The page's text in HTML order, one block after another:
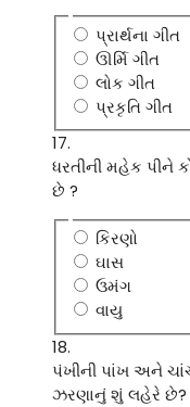
પ્રાર્થના ગીત
ઊર્મિ ગીત
લોક ગીત
પ્રકૃતિ ગીત
17.
ધરતીની મહેક પીને
છે ?
કિરણો
ઘાસ
ઉમંગ
વાયુ
18.
પંખીની પાંખ અને
ઝરણાનું શું લહેરે છે?